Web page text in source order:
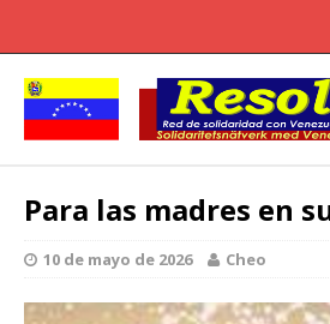
Para las madres en
10 de mayo de 2026 Cheo